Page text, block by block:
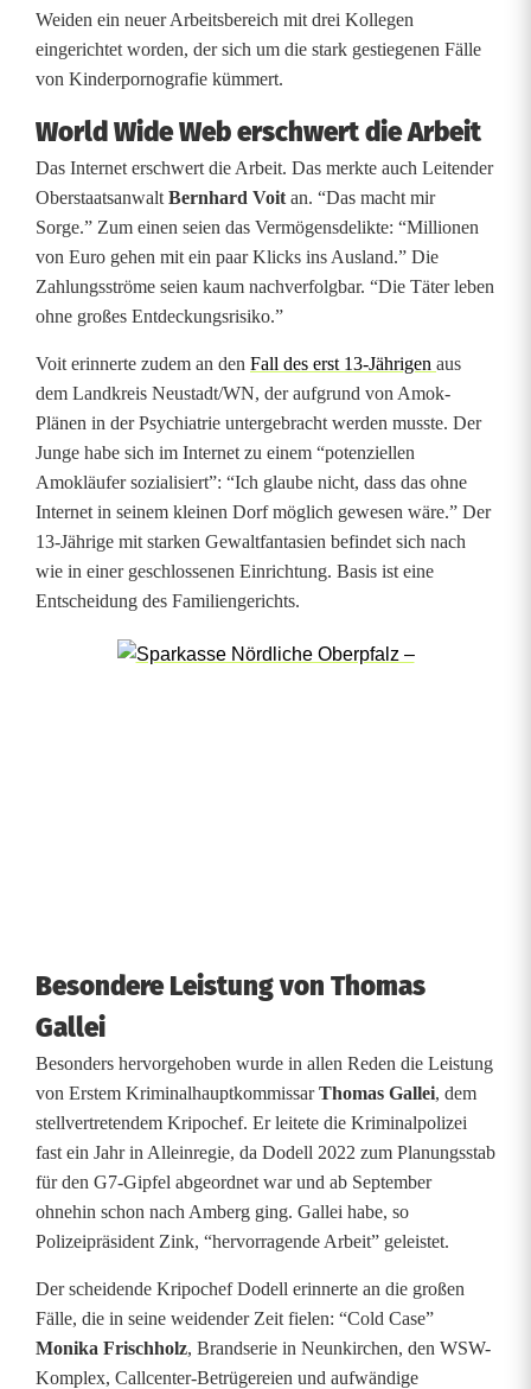
s
S
c
h
i
e
d
e
r
(
3
8
)
Weiden ein neuer Arbeitsbereich mit drei Kollegen
eingerichtet worden, der sich um die stark gestiegenen Fälle
von Kinderpornografie kümmert.
World Wide Web erschwert die Arbeit
Das Internet erschwert die Arbeit. Das merkte auch Leitender
Oberstaatsanwalt Bernhard Voit an. “Das macht mir
Sorge.” Zum einen seien das Vermögensdelikte: “Millionen
von Euro gehen mit ein paar Klicks ins Ausland.” Die
Zahlungsströme seien kaum nachverfolgbar. “Die Täter leben
ohne großes Entdeckungsrisiko.”
Voit erinnerte zudem an den Fall des erst 13-Jährigen aus
dem Landkreis Neustadt/WN, der aufgrund von Amok-
Plänen in der Psychiatrie untergebracht werden musste. Der
Junge habe sich im Internet zu einem “potenziellen
Amokläufer sozialisiert”: “Ich glaube nicht, dass das ohne
Internet in seinem kleinen Dorf möglich gewesen wäre.” Der
13-Jährige mit starken Gewaltfantasien befindet sich nach
wie in einer geschlossenen Einrichtung. Basis ist eine
Entscheidung des Familiengerichts.
Besondere Leistung von Thomas
Gallei
Besonders hervorgehoben wurde in allen Reden die Leistung
von Erstem KriminalhauptkommissarThomas Gallei, dem
stellvertretendem Kripochef. Er leitete die Kriminalpolizei
fast ein Jahr in Alleinregie, da Dodell 2022 zum Planungsstab
für den G7-Gipfel abgeordnet war und ab September
ohnehin schon nach Amberg ging. Gallei habe, so
Polizeipräsident Zink, “hervorragende Arbeit” geleistet.
Der scheidende Kripochef Dodell erinnerte an die großen
Fälle, die in seine weidender Zeit fielen: “Cold Case”
Monika Frischholz, Brandserie in Neunkirchen, den WSW-
Komplex, Callcenter-Betrügereien und aufwändige